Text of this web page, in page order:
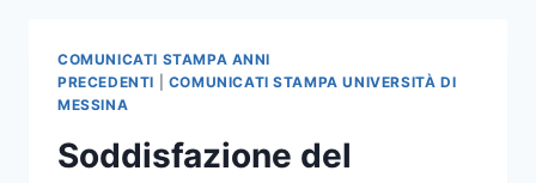
DI
“DONNE,
COMUNICATI STAMPA ANNI
PRECEDENTI
COMUNICATI STAMPA UNIVERSITÀ DI
MESSINA
Soddisfazione del